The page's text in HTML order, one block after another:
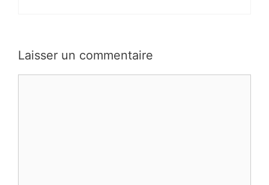
Laisser un commentaire